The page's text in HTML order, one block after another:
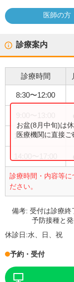
医師の方
診療案内
診療時間
8:30〜12:00
13:00〜16:00
診療時間・内容等に
ださい。
お盆(8月中旬)は
医療機関に直接ご
備考:受付は診療終
予防接種と
休診日:水、日、祝
予約・受付